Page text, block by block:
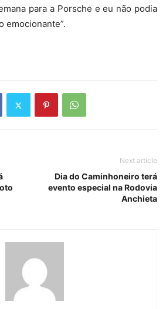
para a Porsche e eu não podia
emocionante”.
Next article
Dia do Caminhoneiro terá
evento especial na Rodovia
Anchieta